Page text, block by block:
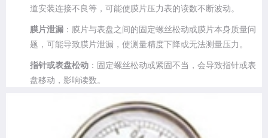
道安装连接不良等，可能使膜片压力表的读数不断波动。
膜片泄漏 ：膜片与表盘之间的固定螺丝松动或膜片本身质量问
题，可能导致膜片泄漏，使测量精度下降或无法测量压力。
指针或表盘松动 ：固定螺丝松动或紧固不当，会导致指针或表
盘移动，影响读数。